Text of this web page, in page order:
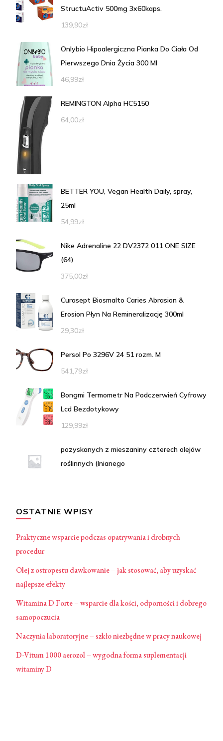
StructuActiv 500mg 3x60kaps.
139,90zł
Onlybio Hipoalergiczna Pianka Do Ciała Od
Pierwszego Dnia Życia 300 Ml
46,99zł
REMINGTON Alpha HC5150
64,00zł
BETTER YOU, Vegan Health Daily, spray,
25ml
54,99zł
Nike Adrenaline 22 DV2372 011 ONE SIZE
(64)
375,00zł
Curasept Biosmalto Caries Abrasion &
Erosion Płyn Na Remineralizację 300ml
29,30zł
Persol Po 3296V 24 51 rozm. M
541,79zł
Bongmi Termometr Na Podczerwień Cyfrowy
Lcd Bezdotykowy
129,99zł
pozyskanych z mieszaniny czterech olejów
roślinnych (lnianego
OSTATNIE WPISY
Praktyczne wsparcie podczas opatrywania i drobnych
procedur
Olej z ostropestu dawkowanie – jak stosować, aby uzyskać
najlepsze efekty
Witamina D Forte – wsparcie dla kości, odporności i dobrego
samopoczucia
Naczynia laboratoryjne – szkło niezbędne w pracy naukowej
D-Vitum 1000 aerozol – wygodna forma suplementacji
witaminy D